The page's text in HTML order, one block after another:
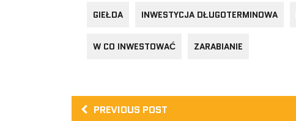
GIEŁDA INWESTYCJA DŁUGOTERMINOWA
W CO INWESTOWAĆ ZARABIANIE
PREVIOUS POST